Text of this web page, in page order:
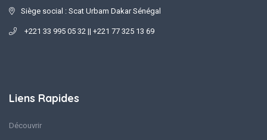
Siège social : Scat Urbam Dakar Sénégal
+221 33 995 05 32 || +221 77 325 13 69
Liens Rapides
Découvrir